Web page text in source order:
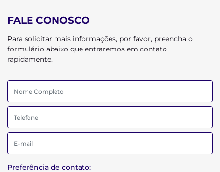
FALE CONOSCO
Para solicitar mais informações, por favor, preencha o
formulário abaixo que entraremos em contato
rapidamente.
Preferência de contato: